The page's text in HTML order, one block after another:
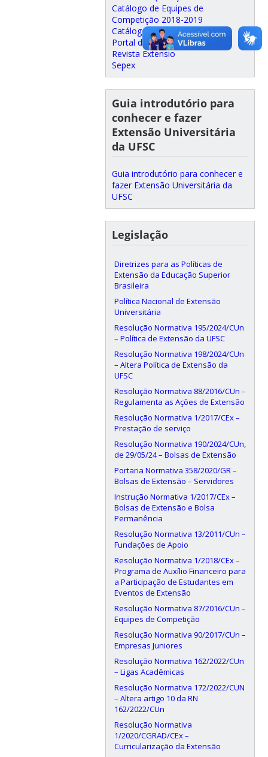
Catálogo de Equipes de
Competição 2018-2019
Catálogo de Extensão 2023
Portal de Atendimento PROEX
Revista Extensio
Sepex
Guia introdutório para
conhecer e fazer
Extensão Universitária
da UFSC
Guia introdutório para conhecer e
fazer Extensão Universitária da
UFSC
Legislação
Diretrizes para as Políticas de
Extensão da Educação Superior
Brasileira
Política Nacional de Extensão
Universitária
Resolução Normativa 195/2024/CUn
– Política de Extensão da UFSC
Resolução Normativa 198/2024/CUn
– Altera Política de Extensão da
UFSC
Resolução Normativa 88/2016/CUn –
Regulamenta as Ações de Extensão
Resolução Normativa 1/2017/CEx –
Prestação de serviço
Resolução Normativa 190/2024/CUn,
de 29/05/24 – Bolsas de Extensão
Portaria Normativa 358/2020/GR –
Bolsas de Extensão – Servidores
Instrução Normativa 1/2017/CEx –
Bolsas de Extensão e Bolsa
Permanência
Resolução Normativa 13/2011/CUn –
Fundações de Apoio
Resolução Normativa 1/2018/CEx –
Programa de Auxílio Financeiro para
a Participação de Estudantes em
Eventos de Extensão
Resolução Normativa 87/2016/CUn –
Equipes de Competição
Resolução Normativa 90/2017/CUn –
Empresas Juniores
Resolução Normativa 162/2022/CUn
– Ligas Acadêmicas
Resolução Normativa 172/2022/CUN
– Altera artigo 10 da RN
162/2022/CUn
Resolução Normativa
1/2020/CGRAD/CEx –
Curricularização da Extensão